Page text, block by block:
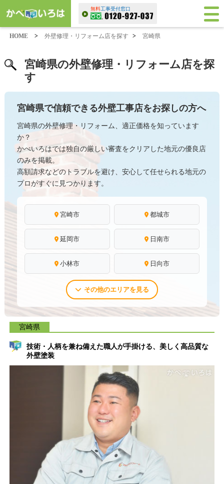
無料工事受付窓口
HOME > 外壁修理・リフォーム店を探す > 宮崎県
宮崎県の外壁修理・リフォーム店を探
す
宮崎県で信頼できる外壁工事店をお探しの方へ
宮崎県の外壁修理・リフォーム、適正価格を知っています
か？
かべいろはでは独自の厳しい審査をクリアした地元の優良店
のみを掲載。
高額請求などのトラブルを避け、安心して任せられる地元の
プロがすぐに見つかります。
宮崎市 都城市
延岡市 日南市
小林市 日向市
その他のエリアを見る
宮崎県
技術・人柄を兼ね備えた職人が手掛ける、美しく高品質な
外壁塗装